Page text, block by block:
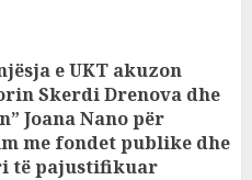
e UKT akuzon
Skerdi Drenova dhe
Joana Nano për
me fondet publike dhe
të pajustifikuar